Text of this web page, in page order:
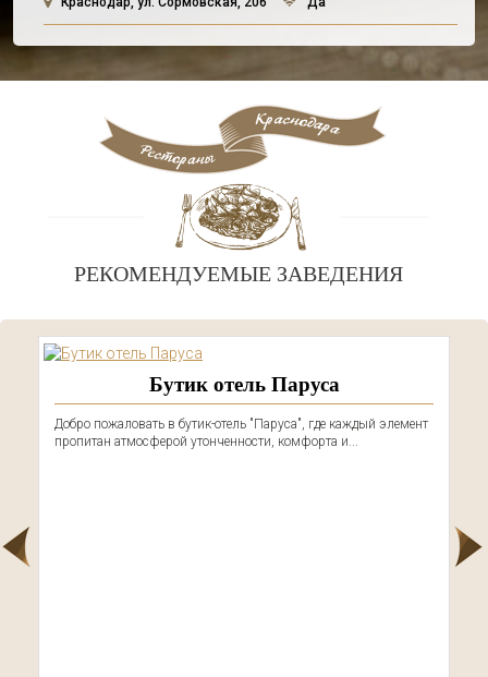
РЕКОМЕНДУЕМЫЕ ЗАВЕДЕНИЯ
Бутик отель Паруса
Добро пожаловать в бутик-отель "Паруса", где каждый элемент
пропитан атмосферой утонченности, комфорта и...